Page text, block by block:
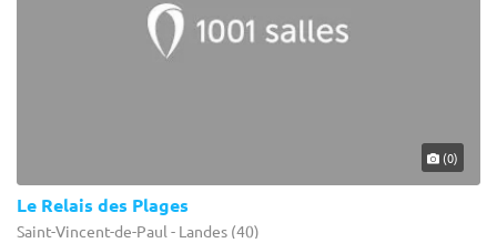
(0)
Le Relais des Plages
Saint-Vincent-de-Paul - Landes (40)